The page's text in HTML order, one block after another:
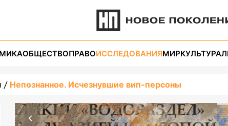
ОБЩЕСТВОПРАВОИССЛЕДОВАНИЯМИРКУЛЬТУРА
Непознанное. Исчезнувшие вип-персоны